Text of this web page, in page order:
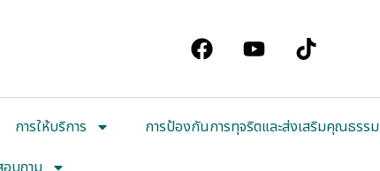
การให้บริการ การป้องกันการทุจริตและส่งเสริมคุณธรรม